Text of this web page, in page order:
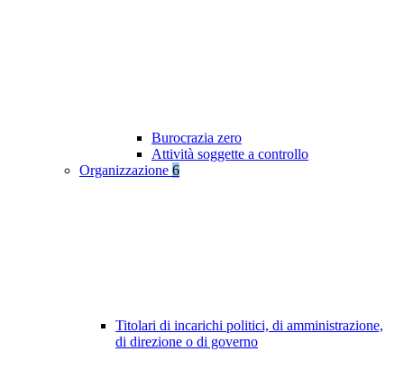
Burocrazia zero
Attività soggette a controllo
Organizzazione 6
Titolari di incarichi politici, di amministrazione,
di direzione o di governo